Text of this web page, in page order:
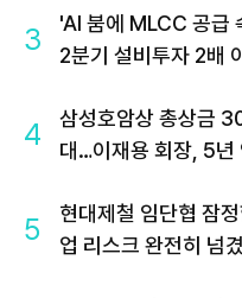
3
'AI 붐에 MLCC 공급
2분기 설비투자 2배
4
삼성호암상 총상금
대…이재용 회장, 5년
5
현대제철 임단협 잠
업 리스크 완전히 넘